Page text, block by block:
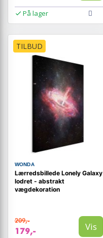
På lager
TILBUD
WONDA
Lærredsbillede Lonely Galaxy
lodret - abstrakt
vægdekoration
209,-
179,- Vis